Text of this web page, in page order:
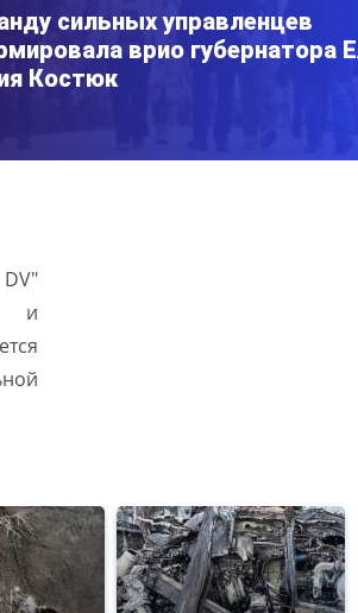
сильных управленцев
врио губернатора
Костюк
и